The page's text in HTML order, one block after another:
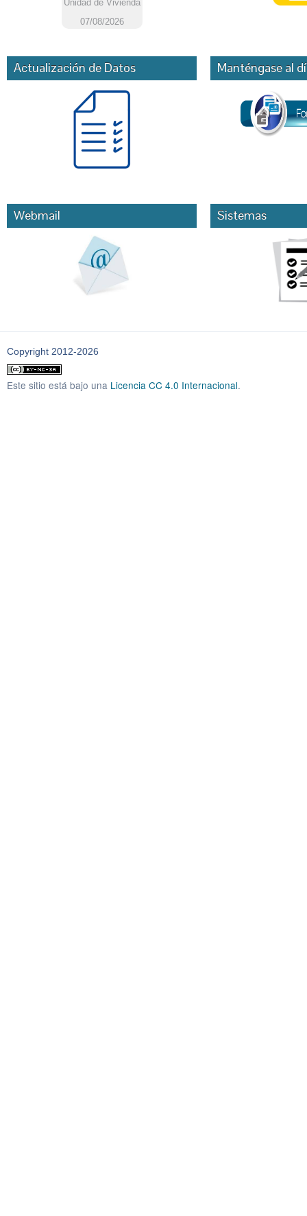
Actualización de Datos Manténgase al
Webmail Sistemas
Copyright 2012-2026
Este sitio está bajo una Licencia CC 4.0 Internacional.